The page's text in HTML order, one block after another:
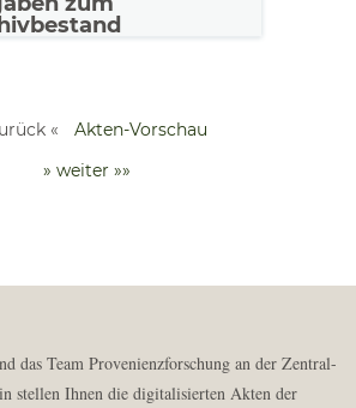
«
Akten-Vorschau
» weiter »»
das Team Provenienzforschung an der Zentral-
stellen Ihnen die digitalisierten Akten der